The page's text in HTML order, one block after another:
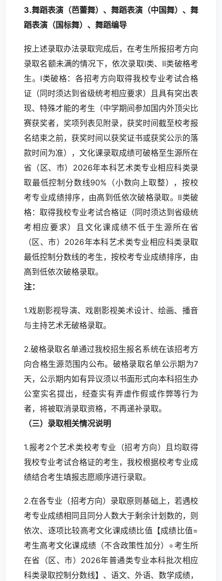
3.舞蹈表演（芭蕾舞）、舞蹈表演（中国舞）、舞
蹈表演（国标舞）、舞蹈编导
按上述录取办法录取完成后，在考生所报招考方向
录取名额未满的情况下，依次录取I类、II类破格考
生。I类破格：各招考方向取得我校专业考试合格
证（同时须达到省级统考相应要求）且具有突出表
现、特殊才能的考生（中学期间参加国内外顶尖比
赛获奖者，奖项列表见附录，获奖时间截至校考报
名结束之前，获奖时间以获奖证书或获奖公示的落
款时间为准），文化课录取成绩可破格至生源所在
省（区、市）2026年本科艺术类专业相应科类录
取最低控制分数线90%（小数向上取整），按校
考专业成绩排序，由高到低依次破格录取。II类破
格：取得我校专业考试合格证（同时须达到省级统
考相应要求）且文化课成绩不低于生源所在省
（区、市）2026年本科艺术类专业相应科类录取
最低控制分数线的考生，按校考专业成绩排序，由
高到低依次破格录取。
注：
1.戏剧影视导演、戏剧影视美术设计、绘画、播音
与主持艺术无破格录取。
2.破格录取名单通过我校招生报名系统在该招考方
向合格生源范围内公布。破格录取名单公示期为7
天，公示期内如有异议须以书面形式向本科招生办
公室实名提出，经查实有弄虚作假或作弊等行为
者，将被取消录取资格，不再递补录取。
（三）录取相关情况说明
1.报考2个艺术类校考专业（招考方向）且均取得
我校专业考试合格证的考生，我校根据校考专业成
绩结合考生填报志愿顺序进行录取。
2.在各专业（招考方向）录取原则基础上，若遇校
考专业成绩相同且同分人数大于剩余计划数的，则
依次、逐项比较高考文化课成绩比值【成绩比值=
考生高考文化课成绩（不含政策性加分）÷考生所
在省（区、市）2026年普通类专业本科批次相应
科类录取控制分数线】、语文、外语、数学成绩，